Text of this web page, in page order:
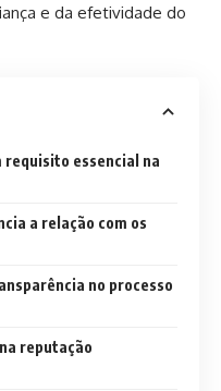
e da efetividade do
requisito essencial na
a relação com os
no processo
reputação